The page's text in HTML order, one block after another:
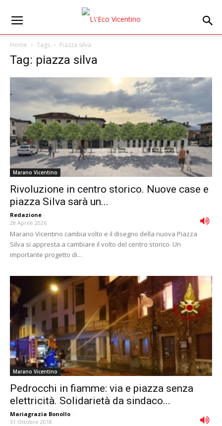
Home Tags Piazza silva
Tag: piazza silva
Marano Vicentino
Rivoluzione in centro storico. Nuove case e
piazza Silva sarà un...
Redazione -
28 Aprile 2026
Marano Vicentino cambia volto e il disegno della nuova Piazza
Silva si appresta a cambiare il volto del centro storico. Un
importante progetto di...
Marano Vicentino
Pedrocchi in fiamme: via e piazza senza
elettricità. Solidarietà da sindaco...
Mariagrazia Bonollo -
31 Ottobre 2018